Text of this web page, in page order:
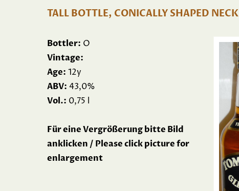
TALL BOTTLE, CONICALLY SHAPED NECK
Bottler: O
Vintage:
Age: 12y
ABV: 43,0%
Vol.: 0,75 l
Für eine Vergrößerung bitte Bild
anklicken / Please click picture for
enlargement